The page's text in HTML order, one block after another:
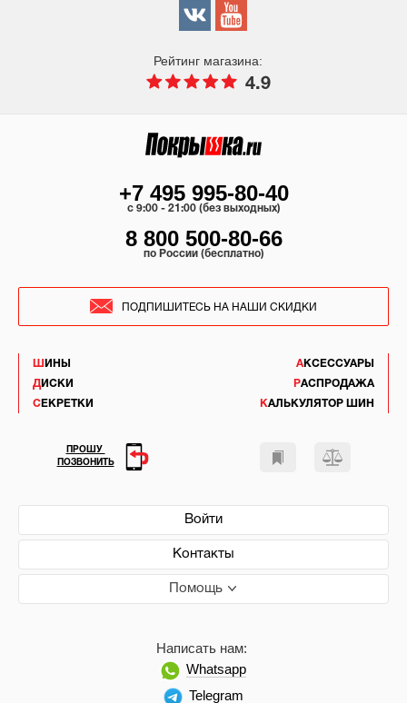
Рейтинг магазина:
4.9
ШИНЫ
ДИСКИ
СЕКРЕТКИ
АКСЕССУАРЫ
РАСПРОДАЖА
КАЛЬКУЛЯТОР ШИН
Войти
Контакты
Помощь
Написать нам:
Whatsapp
Telegram
+7 495 995-80-40
c 9:00 - 21:00 (без выходных)
8 800 500-80-66
по России (бесплатно)
ПОДПИШИТЕСЬ НА НАШИ СКИДКИ
ПРОШУ
ПОЗВОНИТЬ